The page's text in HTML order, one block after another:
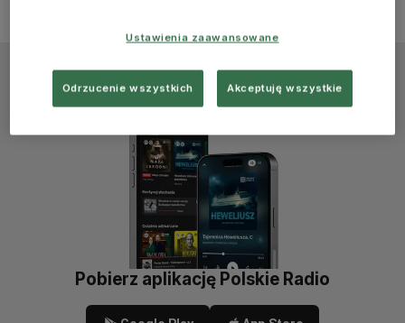
Pobierz aplikację Polskie Radio
Ustawienia zaawansowane
Odrzucenie wszystkich Akceptuję wszystkie